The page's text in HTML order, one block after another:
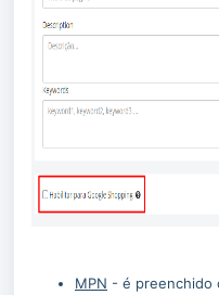
MPN - é preenchido